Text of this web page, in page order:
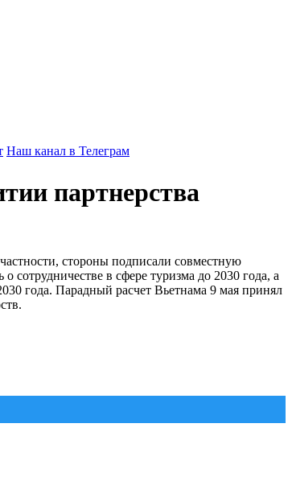
Наш канал в Телеграм
партнерства
стороны подписали совместную
сотрудничестве в сфере туризма до 2030 года, а
года. Парадный расчет Вьетнама 9 мая принял